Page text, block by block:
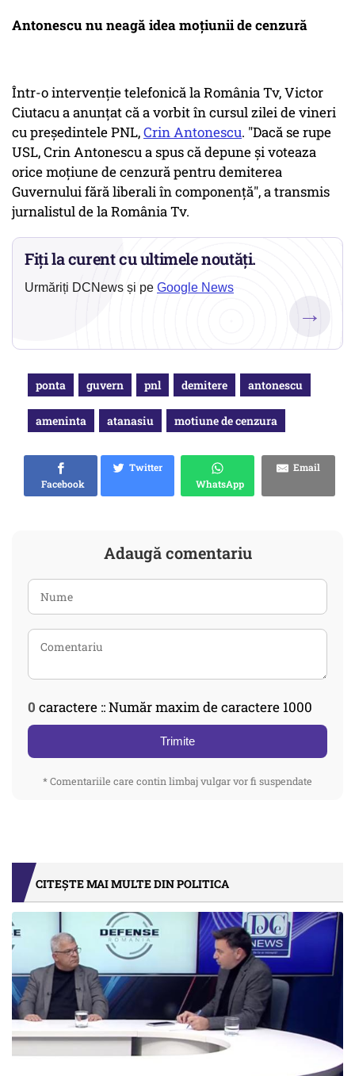
Antonescu nu neagă idea moțiunii de cenzură
Într-o intervenție telefonică la România Tv, Victor
Ciutacu a anunțat că a vorbit în cursul zilei de vineri
cu președintele PNL,Crin Antonescu. "Dacă se rupe
USL, Crin Antonescu a spus că depune și voteaza
orice moțiune de cenzură pentru demiterea
Guvernului fără liberali în componență", a transmis
jurnalistul de la România Tv.
Fiți la curent cu ultimele noutăți.
Urmăriți DCNews și pe Google News
→
ponta guvern pnl demitere antonescu
ameninta atanasiu motiune de cenzura
Facebook
Twitter
WhatsApp
Email
Adaugă comentariu
0 caractere :: Număr maxim de caractere 1000
Trimite
* Comentariile care contin limbaj vulgar vor fi suspendate
CITEȘTE MAI MULTE DIN POLITICA